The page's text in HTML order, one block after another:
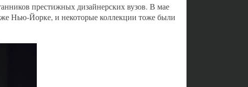
престижных дизайнерских вузов. В мае
Нью-Йорке, и некоторые коллекции тоже были